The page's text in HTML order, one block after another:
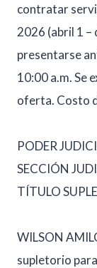
contratar
2026 (abril 1
presentarse
10:00 a.m. Se
oferta. Costo
PODER
SECCIÓN
TÍTULO
WILSON
supletorio